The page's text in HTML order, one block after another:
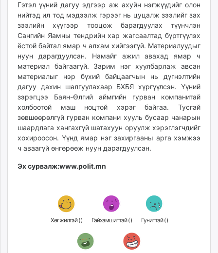
Гэтэл үүний дагуу эдгээр аж ахуйн нэгжүүдийг олон
нийтэд ил тод мэдээлж гэрээг нь цуцалж зээлийг зах
зээлийн хүүгээр тооцож барагдуулах түүнчлэн
Сангийн Яамны тендрийн хар жагсаалтад бүртгүүлэх
ёстой байтал ямар ч алхам хийгээгүй. Материалуудыг
нуун дарагдуулсан. Намайг ажил авахад ямар ч
материал байгаагүй. Зарим нэг хуулбарлаж авсан
материалыг нэр бүхий байцаагчын нь дүгнэлтийн
дагуу дахин шалгуулахаар БХБЯ хүргүүлсэн. Үүний
зэрэгцээ Баян-Өлгий аймгийн гурван компанитай
холбоотой маш ноцтой хэрэг байгаа. Тусгай
зөвшөөрөлгүй гурван компани хууль бусаар чанарын
шаардлага хангахгүй шатахуун оруулж хэрэглэгчдийг
хохироосон. Үүнд ямар нэг захиргааны арга хэмжээ
ч аваагүй өнгөрөөж нуун дарагдуулсан.
Эх сурвалж:www.polit.mn
Хөгжилтэй () Гайхамшигтай () Гунигтай ()